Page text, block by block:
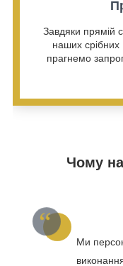
Завдяки прямій
наших
прагнемо
Чому
Ми